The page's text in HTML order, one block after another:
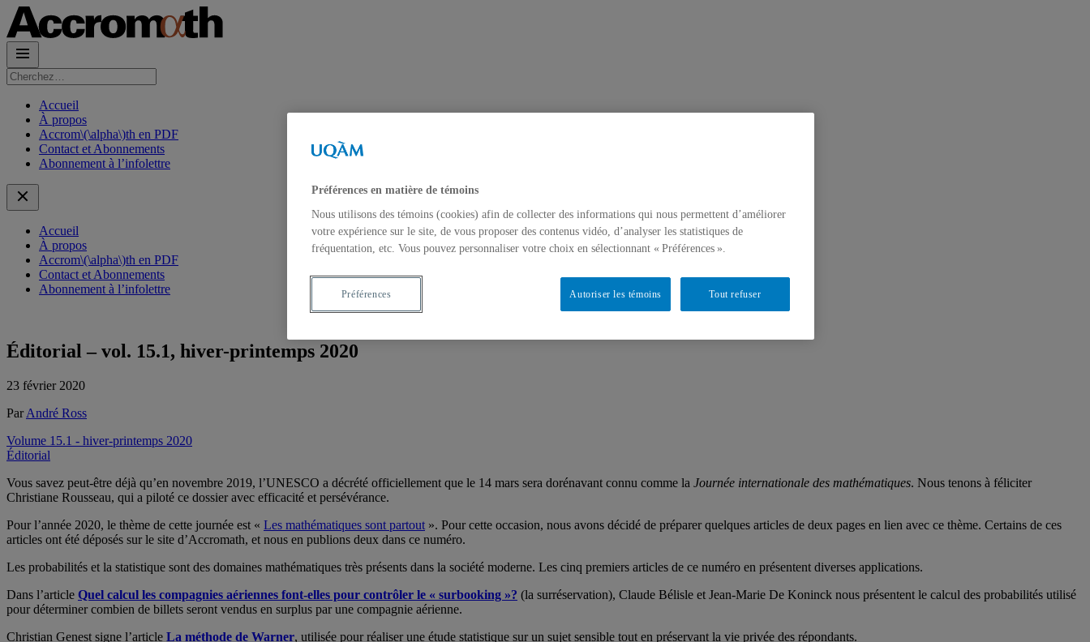
Rechercher :
Accueil
À propos
Accrom\(\alpha\)th en PDF
Contact et Abonnements
Abonnement à l’infolettre
Accueil
À propos
Accrom\(\alpha\)th en PDF
Contact et Abonnements
Abonnement à l’infolettre
Éditorial – vol. 15.1, hiver-printemps 2020
23 février 2020
ParAndré Ross
Volume 15.1 - hiver-printemps 2020
Éditorial
Vous savez peut-être déjà qu’en novembre 2019, l’UNESCO a décrété officiellement que le 14 mars sera dorénavant connu comme la Journée internationale des mathématiques. Nous tenons à féliciter
Christiane Rousseau, qui a piloté ce dossier avec efficacité et persévérance.
Pour l’année 2020, le thème de cette journée est « Les mathématiques sont partout ». Pour cette occasion, nous avons décidé de préparer quelques articles de deux pages en lien avec ce thème. Certains de ces
articles ont été déposés sur le site d’Accromath, et nous en publions deux dans ce numéro.
Les probabilités et la statistique sont des domaines mathématiques très présents dans la société moderne. Les cinq premiers articles de ce numéro en présentent diverses applications.
Dans l’article Quel calcul les compagnies aériennes font-elles pour contrôler le « surbooking »? (la surréservation), Claude Bélisle et Jean-Marie De Koninck nous présentent le calcul des probabilités utilisé
pour déterminer combien de billets seront vendus en surplus par une compagnie aérienne.
Christian Genest signe l’article La méthode de Warner, utilisée pour réaliser une étude statistique sur un sujet sensible tout en préservant la vie privée des répondants.
Préférences en matière de témoins
Nous utilisons des témoins (cookies) afin de collecter des informations qui nous permettent d’améliorer
votre expérience sur le site, de vous proposer des contenus vidéo, d’analyser les statistiques de
fréquentation, etc. Vous pouvez personnaliser votre choix en sélectionnant « Préférences ».
Tout refuser
Autoriser les témoins
Préférences